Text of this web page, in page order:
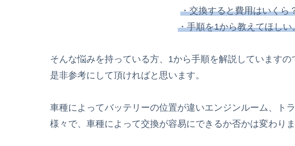
・交換すると費用はいくら
・手順を1から教えてほしい
そんな悩みを持っている方、1から手順を解説していますの
是非参考にして頂ければと思います。
車種によってバッテリーの位置が違いエンジンルーム、ト
様々で、車種によって交換が容易にできるか否かは変わりま